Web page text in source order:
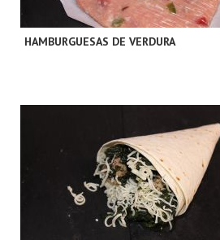
HAMBURGUESAS DE VERDURA